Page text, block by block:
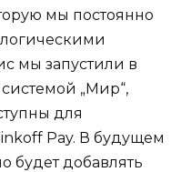
мы постоянно
мы запустили в
„Мир“,
для
Pay. В будущем
будет добавлять